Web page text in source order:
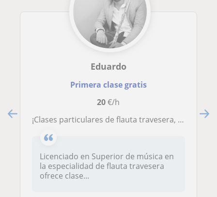
Eduardo
Primera clase gratis
20€/h
¡Clases particulares de flauta travesera, lenguaje musical y análisis!
Licenciado en Superior de música en
la especialidad de flauta travesera
ofrece clase...